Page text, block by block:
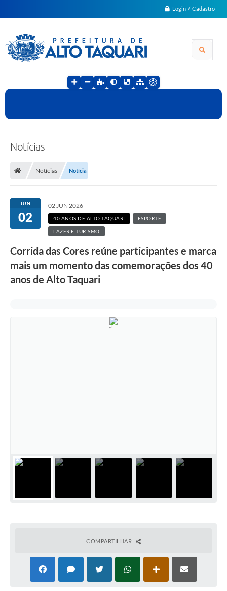
Login / Cadastro
Notícias
Notícias Notícia
JUN
02
02 JUN 2026
40 ANOS DE ALTO TAQUARI ESPORTE
LAZER E TURÍSMO
Corrida das Cores reúne participantes e marca
mais um momento das comemorações dos 40
anos de Alto Taquari
COMPARTILHAR